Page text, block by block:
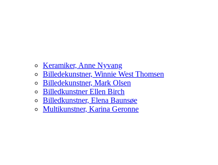
Keramiker, Anne Nyvang
Billedekunstner, Winnie West Thomsen
Billedekunstner, Mark Olsen
Billedkunstner Ellen Birch
Billedkunstner, Elena Baunsøe
Multikunstner, Karina Geronne